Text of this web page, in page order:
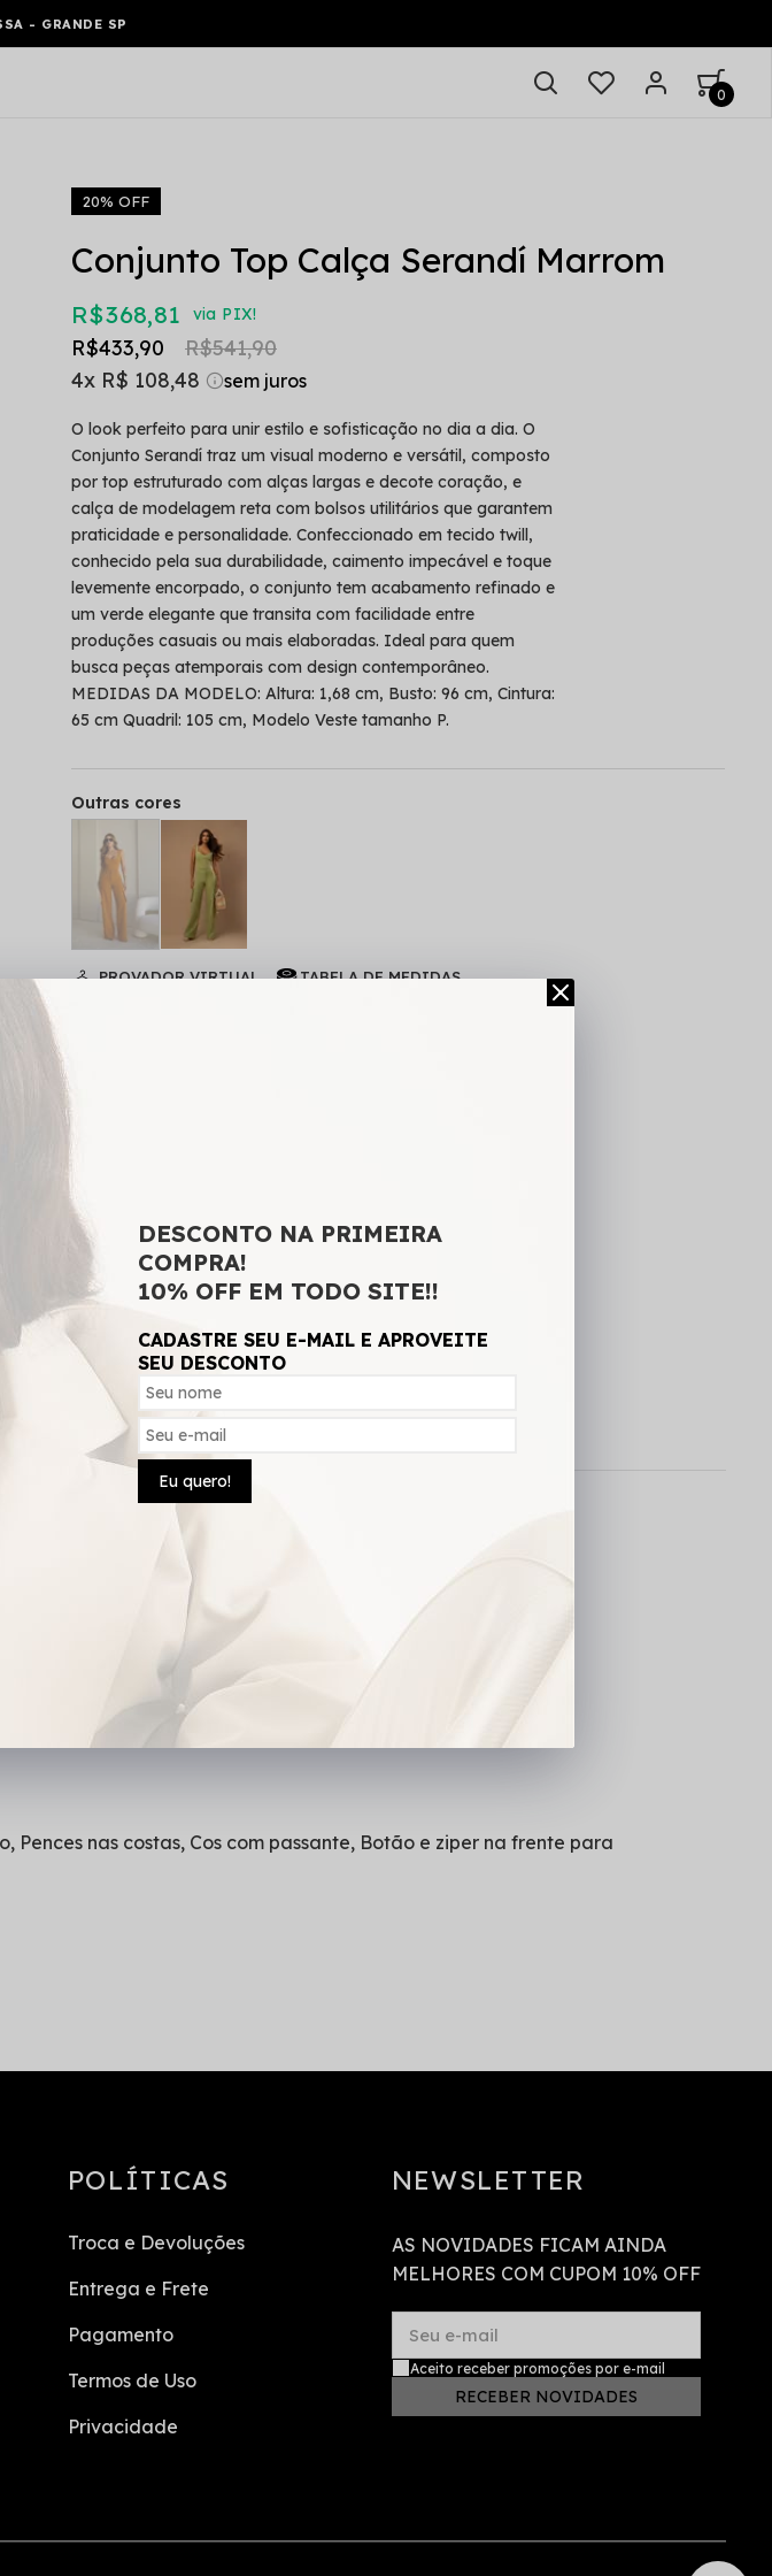
- GRANDE SP
0
20% OFF
Conjunto Top Calça Serandí Marrom
R$ 368,81 via PIX!
R$ 541,90
R$ 433,90
4x R$ 108,48
O look perfeito para unir estilo e sofisticação no dia a dia. O
Conjunto Serandí traz um visual moderno e versátil, composto
por top estruturado com alças largas e decote coração, e
calça de modelagem reta com bolsos utilitários que garantem
praticidade e personalidade. Confeccionado em tecido twill,
conhecido pela sua durabilidade, caimento impecável e toque
levemente encorpado, o conjunto tem acabamento refinado e
um verde elegante que transita com facilidade entre
produções casuais ou mais elaboradas. Ideal para quem
busca peças atemporais com design contemporâneo.
MEDIDAS DA MODELO: Altura: 1,68 cm, Busto: 96 cm, Cintura:
65 cm Quadril: 105 cm, Modelo Veste tamanho P.
Outras cores
PROVADOR VIRTUAL TABELA DE MEDIDAS
ADICIONAR A SACOLA
SKU: 13121
não estica, Não contém bojo.
Pences nas costas, Cos com passante, Botão e ziper na frente para
POLÍTICAS
Troca e Devoluções
Entrega e Frete
Pagamento
Termos de Uso
Privacidade
NEWSLETTER
AS NOVIDADES FICAM AINDA
MELHORES COM CUPOM 10% OFF
Seu e-mail
RECEBER NOVIDADES
Aceito receber promoções por e-mail
DESCONTO NA PRIMEIRA
COMPRA!
10% OFF EM TODO SITE!!
CADASTRE SEU E-MAIL E APROVEITE
SEU DESCONTO
Eu quero!